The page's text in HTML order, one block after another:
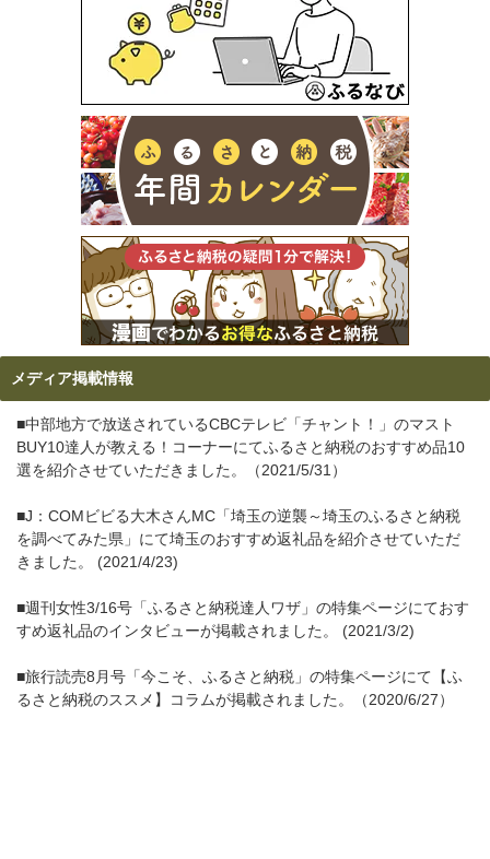
メディア掲載情報
■中部地方で放送されているCBCテレビ「チャント！」のマスト
BUY10達人が教える！コーナーにてふるさと納税のおすすめ品10
選を紹介させていただきました。（2021/5/31）
■J：COMビビる大木さんMC「埼玉の逆襲～埼玉のふるさと納税
を調べてみた県」にて埼玉のおすすめ返礼品を紹介させていただ
きました。 (2021/4/23)
■週刊女性3/16号「ふるさと納税達人ワザ」の特集ページにておす
すめ返礼品のインタビューが掲載されました。 (2021/3/2)
■旅行読売8月号「今こそ、ふるさと納税」の特集ページにて【ふ
るさと納税のススメ】コラムが掲載されました。（2020/6/27）